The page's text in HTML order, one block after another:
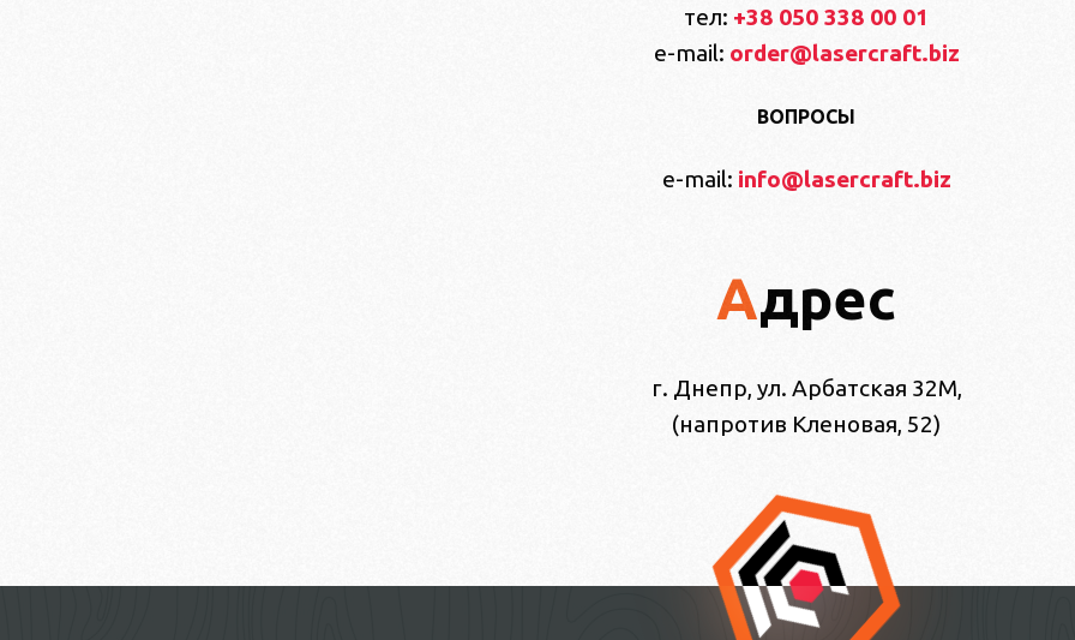
тел: +38 050 338 00 01
e-mail: order@lasercraft.biz
ВОПРОСЫ
e-mail: info@lasercraft.biz
Адрес
г. Днепр, ул. Арбатская 32М,
(напротив Кленовая, 52)